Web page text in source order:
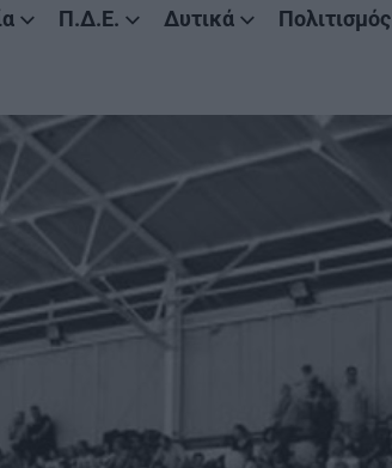
Π.Δ.Ε. Δυτικά Πολιτισμός